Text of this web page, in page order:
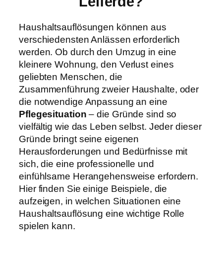
Haushaltsauflösungen können aus
verschiedensten Anlässen erforderlich
werden. Ob durch den Umzug in eine
kleinere Wohnung, den Verlust eines
geliebten Menschen, die
Zusammenführung zweier Haushalte, oder
die notwendige Anpassung an eine
Pflegesituation – die Gründe sind so
vielfältig wie das Leben selbst. Jeder dieser
Gründe bringt seine eigenen
Herausforderungen und Bedürfnisse mit
sich, die eine professionelle und
einfühlsame Herangehensweise erfordern.
Hier finden Sie einige Beispiele, die
aufzeigen, in welchen Situationen eine
Haushaltsauflösung eine wichtige Rolle
spielen kann.